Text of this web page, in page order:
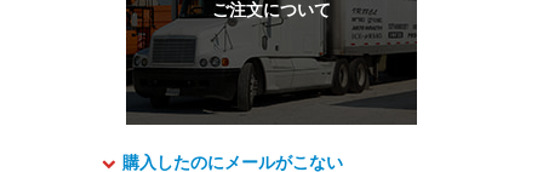
購入したのにメールがこない